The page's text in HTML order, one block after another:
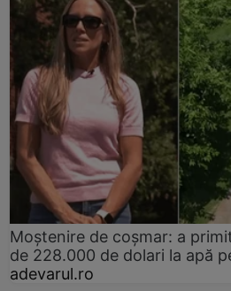
Moștenire de coșmar: a
de 228.000 de dolari la apă
adevarul.ro